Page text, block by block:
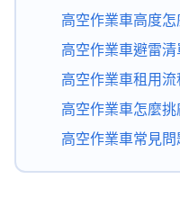
高空作業車高度
高空作業車避雷
高空作業車租用
高空作業車怎麼
高空作業車常見問